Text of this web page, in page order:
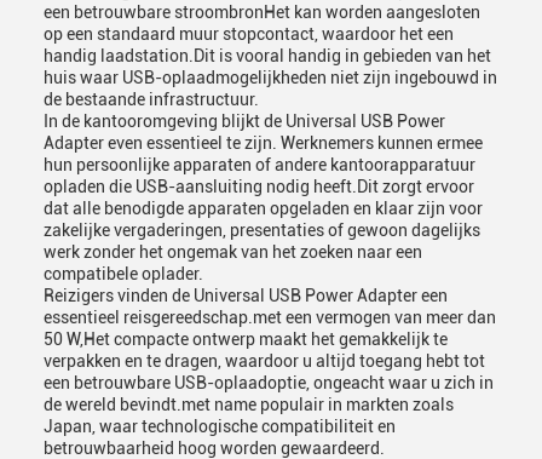
een betrouwbare stroombronHet kan worden aangesloten
op een standaard muur stopcontact, waardoor het een
handig laadstation.Dit is vooral handig in gebieden van het
huis waar USB-oplaadmogelijkheden niet zijn ingebouwd in
de bestaande infrastructuur.
In de kantooromgeving blijkt de Universal USB Power
Adapter even essentieel te zijn. Werknemers kunnen ermee
hun persoonlijke apparaten of andere kantoorapparatuur
opladen die USB-aansluiting nodig heeft.Dit zorgt ervoor
dat alle benodigde apparaten opgeladen en klaar zijn voor
zakelijke vergaderingen, presentaties of gewoon dagelijks
werk zonder het ongemak van het zoeken naar een
compatibele oplader.
Reizigers vinden de Universal USB Power Adapter een
essentieel reisgereedschap.met een vermogen van meer dan
50 W,Het compacte ontwerp maakt het gemakkelijk te
verpakken en te dragen, waardoor u altijd toegang hebt tot
een betrouwbare USB-oplaadoptie, ongeacht waar u zich in
de wereld bevindt.met name populair in markten zoals
Japan, waar technologische compatibiliteit en
betrouwbaarheid hoog worden gewaardeerd.